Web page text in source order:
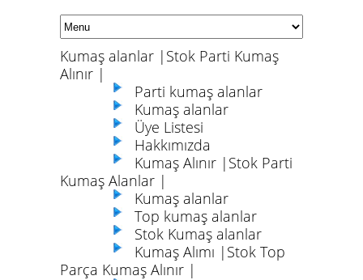
Kumaş alanlar |Stok Parti Kumaş
Alınır |
Parti kumaş alanlar
Kumaş alanlar
Üye Listesi
Hakkımızda
Kumaş Alınır |Stok Parti
Kumaş Alanlar |
Kumaş alanlar
Top kumaş alanlar
Stok Kumaş alanlar
Kumaş Alımı |Stok Top
Parça Kumaş Alınır |